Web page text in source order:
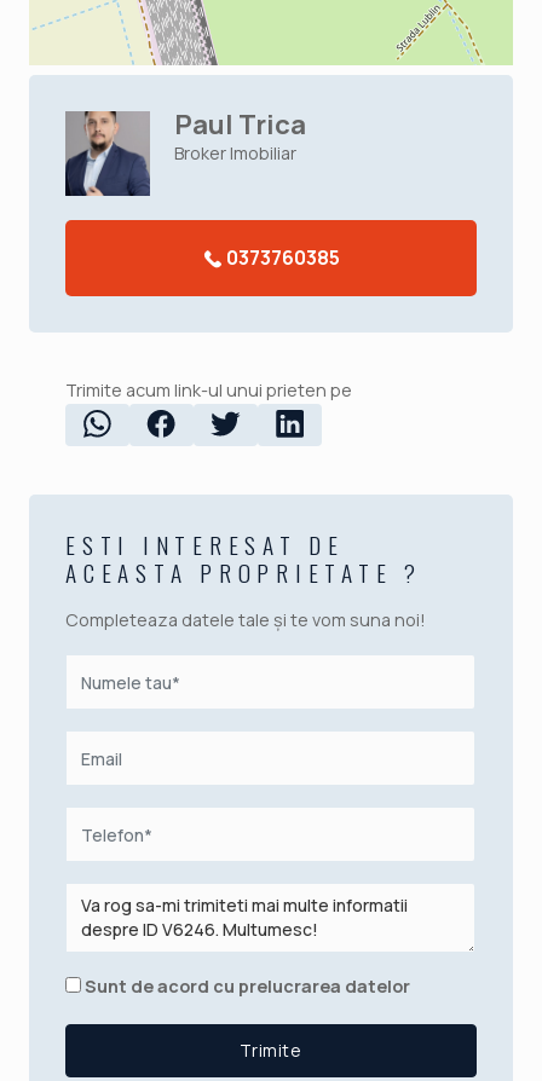
Paul Trica
Broker Imobiliar
0373760385
Trimite acum link-ul unui prieten pe
ESTI INTERESAT DE
ACEASTA PROPRIETATE ?
Completeaza datele tale și te vom suna noi!
Sunt de acord cu prelucrarea datelor